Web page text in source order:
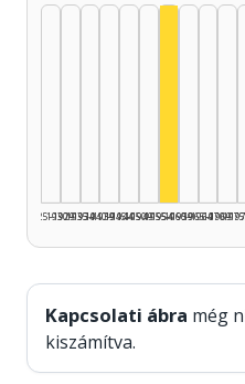
1925–1929
1930–1934
1935–1939
1940–1944
1945–1949
1950–1954
1955–1959
1960–1964
1965–1969
Kapcsolati ábra még
kiszámítva.